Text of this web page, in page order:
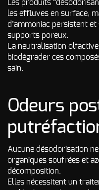
Les produits
les effluves en surface,
d’ammoniac persistent
supports poreux.
La neutralisation
biodégrader ces
sain.
Odeurs
Aucune désodorisation
organiques soufrées et
décomposition.
Elles nécessitent un